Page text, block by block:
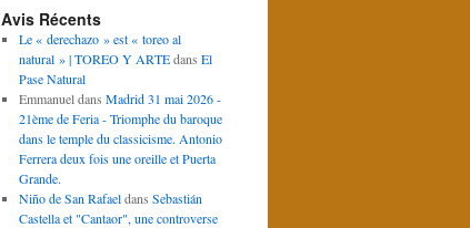
Avis Récents
Le « derechazo » est « toreo al
natural » | TOREO Y ARTEdans El
Pase Natural
Emmanueldans Madrid 31 mai 2026 -
21ème de Feria - Triomphe du baroque
dans le temple du classicisme. Antonio
Ferrera deux fois une oreille et Puerta
Grande.
Niño de San Rafaeldans Sebastián
Castella et "Cantaor", une controverse